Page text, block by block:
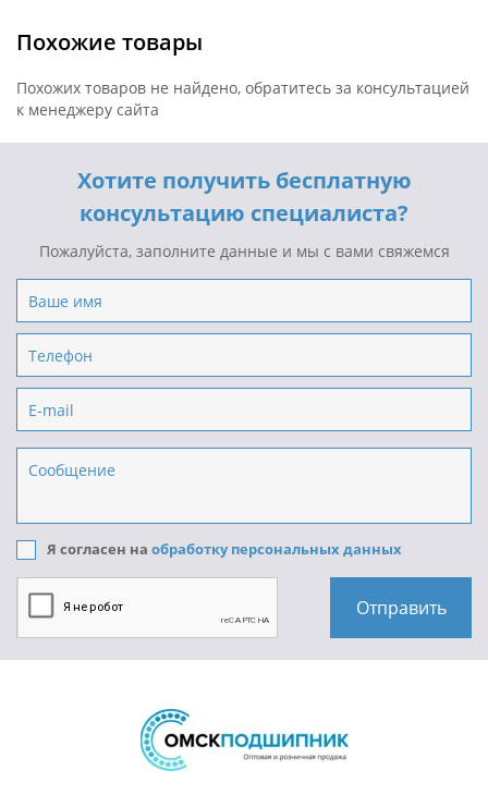
Похожие товары
Похожих товаров не найдено, обратитесь за консультацией
к менеджеру сайта
Хотите получить бесплатную
консультацию специалиста?
Пожалуйста, заполните данные и мы с вами свяжемся
Я согласен на обработку персональных данных